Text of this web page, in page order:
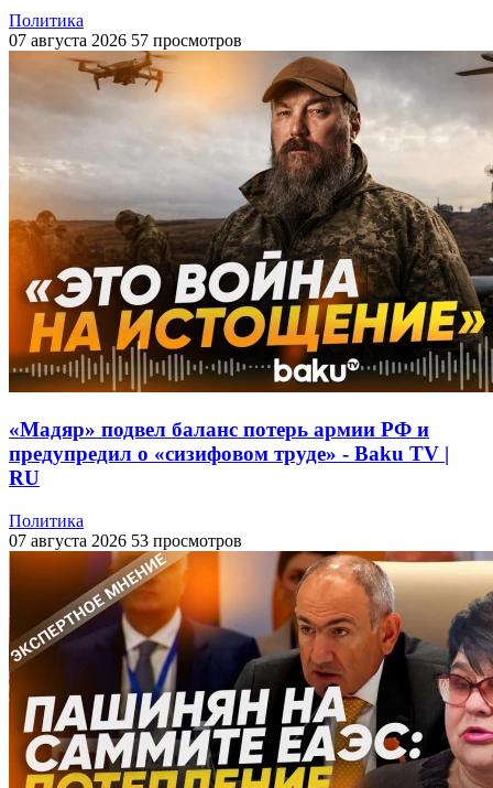
Политика
07 августа 2026 57 просмотров
«Мадяр» подвел баланс потерь армии РФ и
предупредил о «сизифовом труде» - Baku TV |
RU
Политика
07 августа 2026 53 просмотров